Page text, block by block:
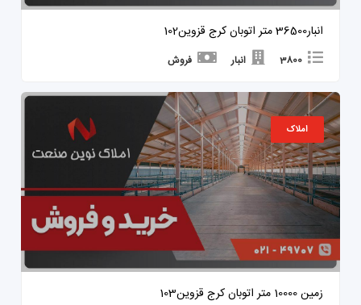
انبار36500 متر اتوبان کرج قزوین102
3800 انبار فروش
املاک
زمین 10000 متر اتوبان کرج قزوین103